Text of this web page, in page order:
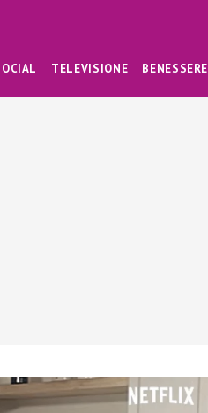
TELEVISIONE BENESSERE